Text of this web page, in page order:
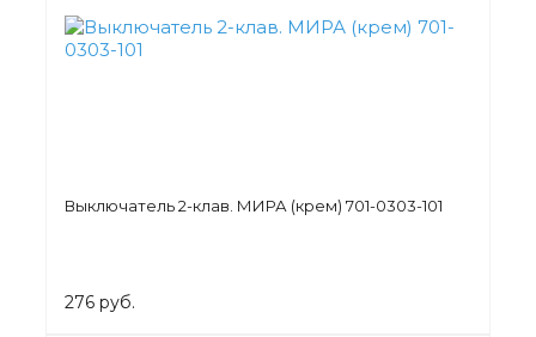
Выключатель 2-клав. МИРА (крем) 701-0303-101
276 руб.